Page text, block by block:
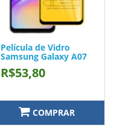
Película de Vidro
Samsung Galaxy A07
R$53,80
COMPRAR